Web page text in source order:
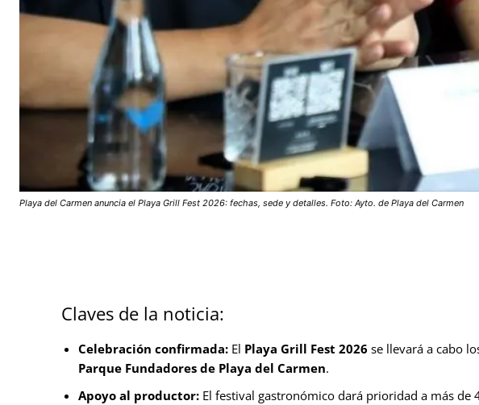
Playa del Carmen anuncia el Playa Grill Fest 2026: fechas, sede y detalles. Foto: Ayto. de Playa del Carmen
Claves de la noticia:
Celebración confirmada: El Playa Grill Fest 2026 se llevará a cabo
Parque Fundadores de Playa del Carmen.
Apoyo al productor: El festival gastronómico dará prioridad a más